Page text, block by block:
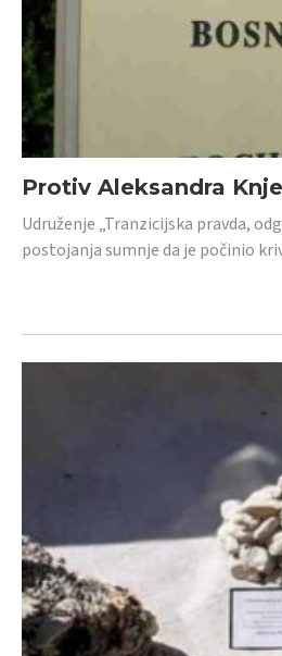
Protiv Aleksandra
Udruženje „Tranzicijska pravda,
postojanja sumnje da je počinio